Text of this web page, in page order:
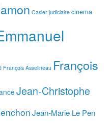
Casier judiciaire cinema
François Asselineau François
Jean-Christophe
Jean-Marie Le Pen